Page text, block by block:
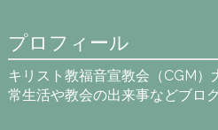
プロフィール
キリスト教福音宣教会（CGM）
常生活や教会の出来事などブロ